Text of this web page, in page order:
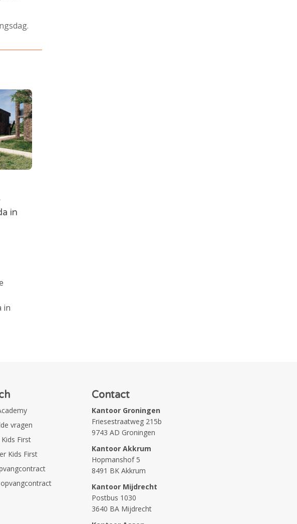
in
in
vragen
First
Kids First
Contact
Kantoor Groningen
Friesestraatweg 215b
9743 AD Groningen
Kantoor Akkrum
Hopmanshof 5
8491 BK Akkrum
Kantoor Mijdrecht
Postbus 1030
3640 BA Mijdrecht